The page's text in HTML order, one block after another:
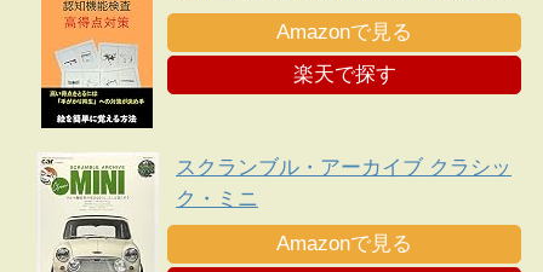
Amazonで見る
楽天で探す
スクランブル・アーカイブ クラシッ
ク・ミニ
Amazonで見る